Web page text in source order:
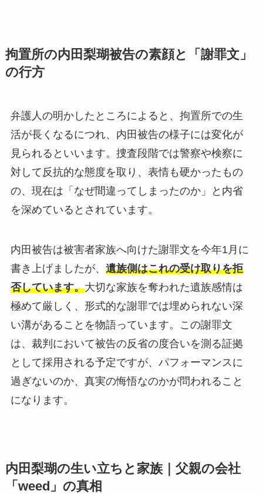
拘置所の内田梨瑚被告の素顔と「謝罪文」
の行方
弁護人の明かしたところによると、拘置所での生
活が長くなるにつれ、内田被告の様子には変化が
見られるといいます。捜査段階では警察や検察に
対して反抗的な態度を取り、表情も硬かったもの
の、現在は「なぜ間違ってしまったのか」と内省
を深めているとされています。
内田被告は被害者家族へ向けた謝罪文を今年1月に
書き上げましたが、 遺族側はこれの受け取りを拒
否しています。大切な家族を奪われた遺族感情は
極めて厳しく、形式的な謝罪では埋められない深
い溝があることを物語っています。この謝罪文
は、裁判において被告の反省の度合いを測る証拠
として採用される予定ですが、パフォーマンスに
過ぎないのか、真実の悔悟なのかが問われること
になります。
内田梨瑚の生い立ちと家族｜父親の会社
「weed」の真相